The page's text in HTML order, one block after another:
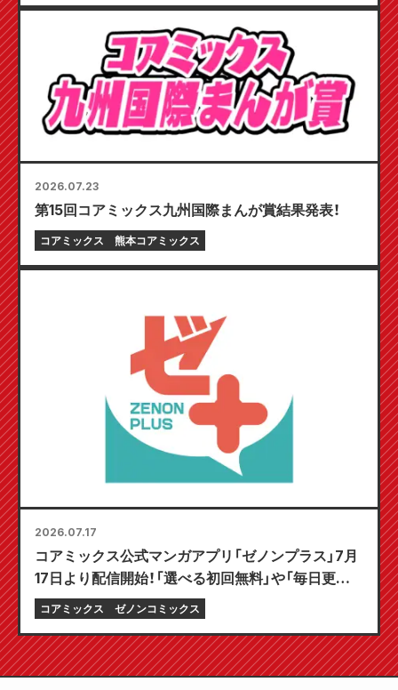
2026.07.23
第15回コアミックス九州国際まんが賞結果発表！
コアミックス 熊本コアミックス
2026.07.17
コアミックス公式マンガアプリ「ゼノンプラス」7月
17日より配信開始！「選べる初回無料」や「毎日更新」
など、とことん楽しむ機能が満載！
コアミックス ゼノンコミックス